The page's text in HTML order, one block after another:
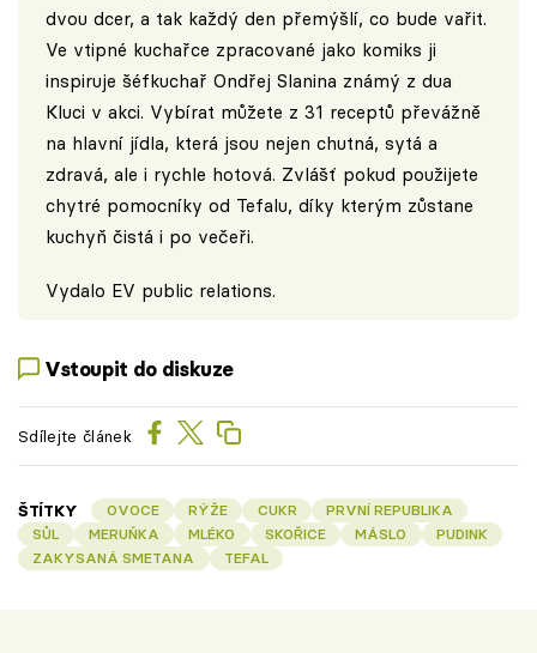
dvou dcer, a tak každý den přemýšlí, co bude vařit.
Ve vtipné kuchařce zpracované jako komiks ji
inspiruje šéfkuchař Ondřej Slanina známý z dua
Kluci v akci. Vybírat můžete z 31 receptů převážně
na hlavní jídla, která jsou nejen chutná, sytá a
zdravá, ale i rychle hotová. Zvlášť pokud použijete
chytré pomocníky od Tefalu, díky kterým zůstane
kuchyň čistá i po večeři.
Vydalo EV public relations.
Vstoupit do diskuze
Sdílejte článek
ŠTÍTKY OVOCE RÝŽE CUKR
PRVNÍ REPUBLIKA
SŮL
MERUŇKA MLÉKO SKOŘICE MÁSLO
PUDINK
ZAKYSANÁ SMETANA
TEFAL